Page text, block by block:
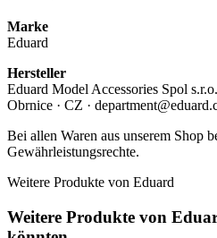
Marke
Eduard
Hersteller
Eduard Model Accessories Spol
Obrnice · CZ ·
Bei allen Waren aus unserem Shop
Gewährleistungsrechte.
Weitere Produkte von Eduard
Weitere Produkte von